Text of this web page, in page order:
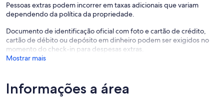
Pessoas extras podem incorrer em taxas adicionais que variam
dependendo da política da propriedade.
Documento de identificação oficial com foto e cartão de crédito,
cartão de débito ou depósito em dinheiro podem ser exigidos no
momento do check-in para despesas extras.
Mostrar mais
Informações a área